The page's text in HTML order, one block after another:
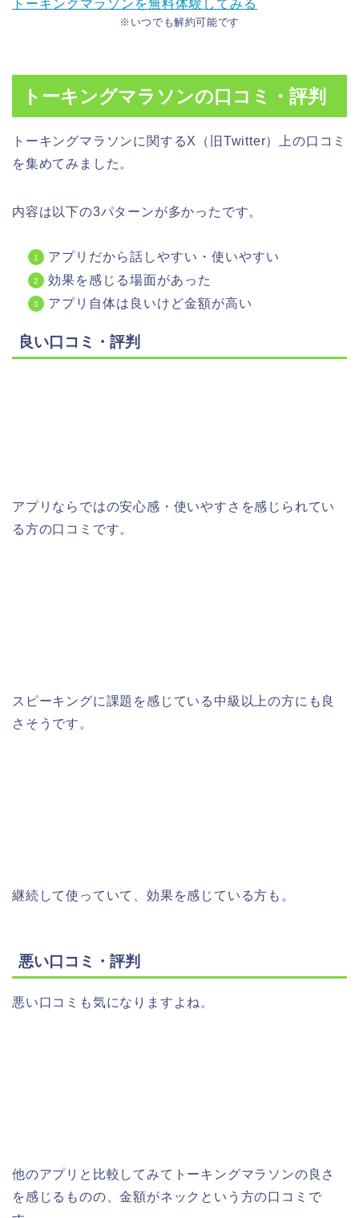
トーキングマラソンを無料体験してみる
※いつでも解約可能です
トーキングマラソンの口コミ・評判
トーキングマラソンに関するX（旧Twitter）上の口コミ
を集めてみました。
内容は以下の3パターンが多かったです。
アプリだから話しやすい・使いやすい
効果を感じる場面があった
アプリ自体は良いけど金額が高い
良い口コミ・評判
アプリならではの安心感・使いやすさを感じられてい
る方の口コミです。
スピーキングに課題を感じている中級以上の方にも良
さそうです。
継続して使っていて、効果を感じている方も。
悪い口コミ・評判
悪い口コミも気になりますよね。
他のアプリと比較してみてトーキングマラソンの良さ
を感じるものの、金額がネックという方の口コミで